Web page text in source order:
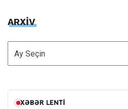
ARXİV
ARXİV
XƏBƏR LENTI